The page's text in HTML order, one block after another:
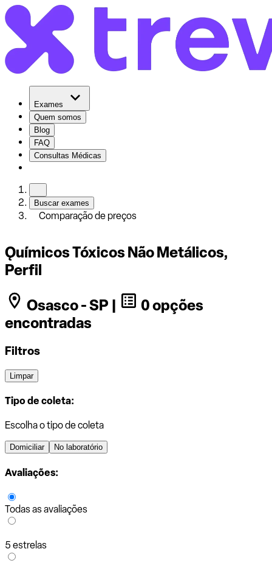
Exames
Quem somos
Blog
FAQ
Consultas Médicas
Buscar exames
Comparação de preços
Ǫuímicos Tóxicos Não Metálicos,
Perfil
Osasco - SP |
0 opções
encontradas
Filtros
Limpar
Tipo de coleta:
Escolha o tipo de coleta
Domiciliar No laboratório
Avaliações:
Todas as avaliações
5 estrelas